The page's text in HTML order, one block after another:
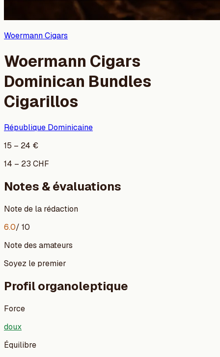
Woermann Cigars
Woermann Cigars
Dominican Bundles
Cigarillos
République Dominicaine
15 – 24 €
14 – 23 CHF
Notes & évaluations
Note de la rédaction
6.0/ 10
Note des amateurs
Soyez le premier
Profil organoleptique
Force
doux
Équilibre